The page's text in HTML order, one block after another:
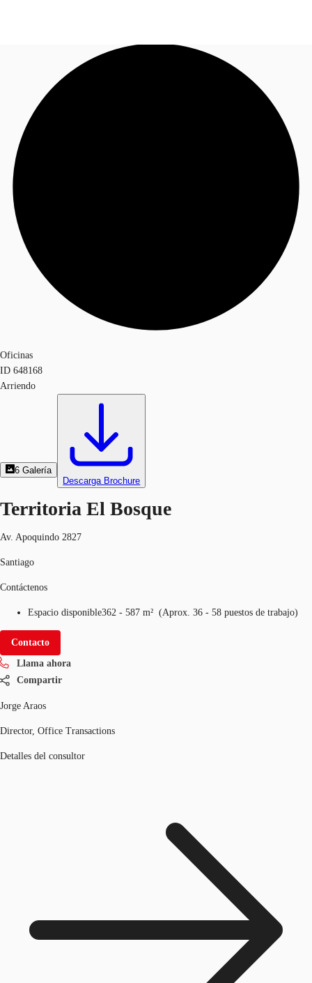
Nuestros servicios
Noticias e Investigaciones
Llama ahora
Oficinas
ID 648168
Arriendo
6 Galería
Descarga Brochure
Territoria El Bosque
Av. Apoquindo 2827
Santiago
Contáctenos
Espacio disponible362 - 587 m² (Aprox. 36 - 58 puestos de trabajo)
Contacto
Llama ahora
Compartir
Jorge Araos
Director, Office Transactions
Detalles del consultor